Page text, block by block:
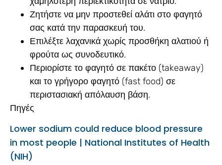
Ζητήστε να μην προστεθεί αλάτι στο φαγητό
σας κατά την παρασκευή του.
Επιλέξτε λαχανικά χωρίς προσθήκη αλατιού ή
φρούτα ως συνοδευτικό.
Περιορίστε το φαγητό σε πακέτο (takeaway)
και το γρήγορο φαγητό (fast food) σε
περιστασιακή απόλαυση βάση.
Πηγές
Lower sodium could reduce blood pressure
in most people | National Institutes of Health
(NIH)